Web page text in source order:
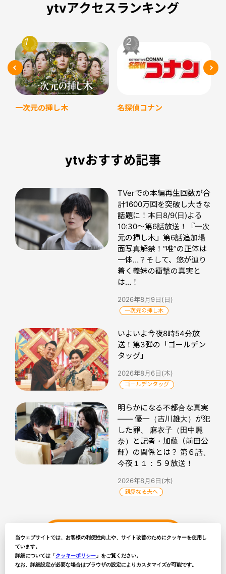
ytvアクセスランキング
一次元の挿し木 名探偵コナン
ytvおすすめ記事
TVerでの本編再生回数が合
計1600万回を突破し大きな
話題に！本日8/9(日)よる
10:30～第6話放送！『一次
元の挿し木』第6話追加場
面写真解禁！“唯”の正体は
一体…？そして、悠が辿り
着く義妹の衝撃の真実と
は…！
2026年8月9日(日)
一次元の挿し木
いよいよ今夜8時54分放
送！第3弾の「ゴールデン
タッグ」
2026年8月6日(木)
ゴールデンタッグ
明らかになる不都合な真実
―― 優一（古川雄大）が犯
した罪、 麻衣子（田中麗
奈）と記者・加藤（前田公
輝）の関係とは？ 第６話、
今夜１１：５９放送！
2026年8月6日(木)
親愛なる夫へ
ytvトピックス記事一覧
当ウェブサイトでは、お客様の利便性向上や、サイト改善のためにクッキーを使用し
ています。
詳細については「クッキーポリシー 」をご覧ください。
なお、詳細設定が必要な場合はブラウザの設定によりカスタマイズが可能です。